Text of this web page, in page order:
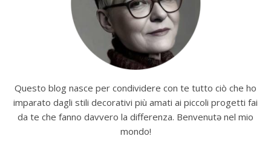
Questo blog nasce per condividere con te tutto ciò che ho
imparato dagli stili decorativi più amati ai piccoli progetti fai
da te che fanno davvero la differenza. Benvenutə nel mio
mondo!